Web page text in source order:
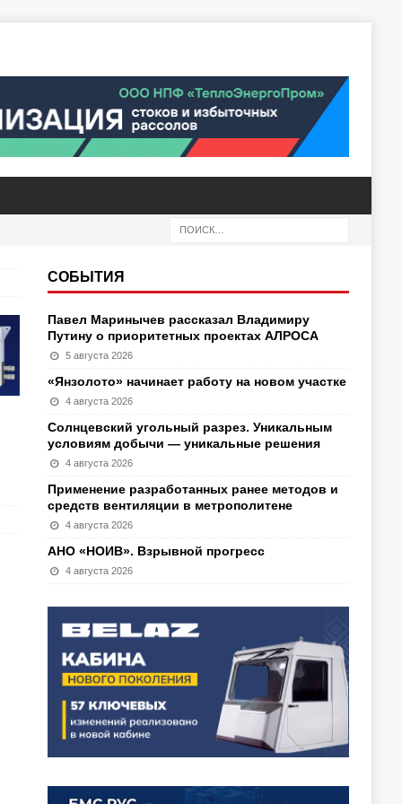
СОБЫТИЯ
Павел Маринычев рассказал Владимиру
Путину о приоритетных проектах АЛРОСА
5 августа 2026
«Янзолото» начинает работу на новом участке
4 августа 2026
Солнцевский угольный разрез. Уникальным
условиям добычи — уникальные решения
4 августа 2026
Применение разработанных ранее методов и
средств вентиляции в метрополитене
4 августа 2026
АНО «НОИВ». Взрывной прогресс
4 августа 2026